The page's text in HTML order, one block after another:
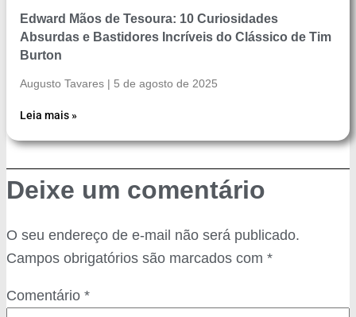
Edward Mãos de Tesoura: 10 Curiosidades
Absurdas e Bastidores Incríveis do Clássico de Tim
Burton
Augusto Tavares 5 de agosto de 2025
Leia mais »
Deixe um comentário
O seu endereço de e-mail não será publicado.
Campos obrigatórios são marcados com *
Comentário *